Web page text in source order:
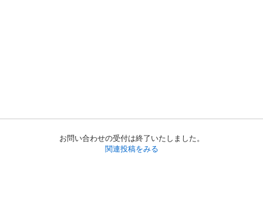
お問い合わせの受付は終了いたしました。
関連投稿をみる